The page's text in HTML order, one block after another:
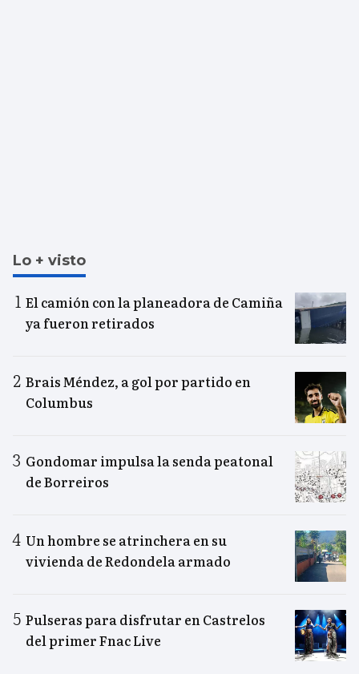
Lo + visto
El camión con la planeadora de Camiña
ya fueron retirados
Brais Méndez, a gol por partido en
Columbus
Gondomar impulsa la senda peatonal
de Borreiros
Un hombre se atrinchera en su
vivienda de Redondela armado
Pulseras para disfrutar en Castrelos
del primer Fnac Live